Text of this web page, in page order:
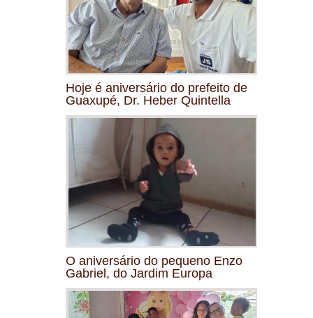
Hoje é aniversário do prefeito de
Guaxupé, Dr. Heber Quintella
O aniversário do pequeno Enzo
Gabriel, do Jardim Europa